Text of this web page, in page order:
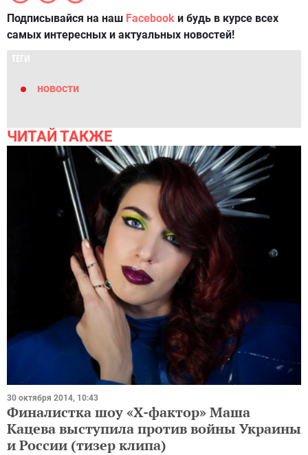
Подписывайся на наш Facebook и будь в курсе всех
самых интересных и актуальных новостей!
ТЕГИ
новости
ЧИТАЙ ТАКЖЕ
30 октября 2014, 10:43
Финалистка шоу «Х-фактор» Маша
Кацева выступила против войны Украины
и России (тизер клипа)